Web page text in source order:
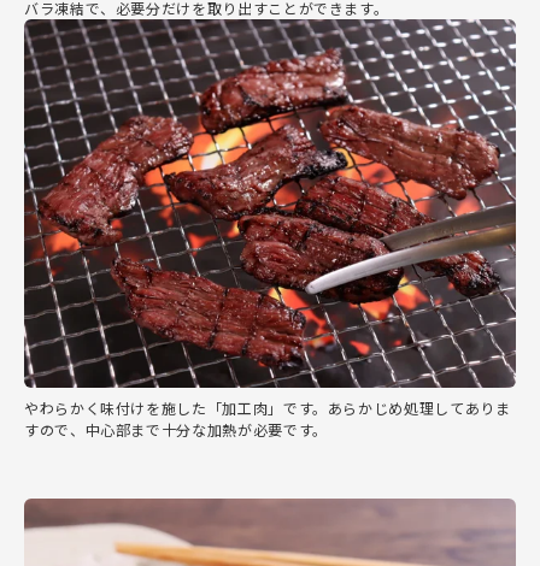
バラ凍結で、必要分だけを取り出すことができます。
やわらかく味付けを施した「加工肉」です。あらかじめ処理してありま
すので、中心部まで十分な加熱が必要です。